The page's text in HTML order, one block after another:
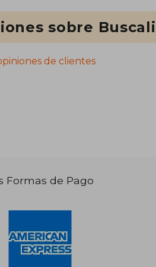
sobre
de clientes
Formas de Pago